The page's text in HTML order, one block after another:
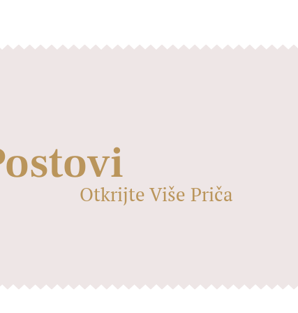
Otkrijte Više Priča